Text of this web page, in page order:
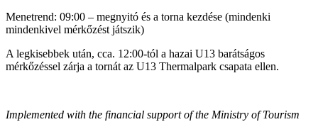
Menetrend: 09:00 – megnyitó és a torna kezdése (mindenki
mindenkivel mérkőzést játszik)
A legkisebbek után, cca. 12:00-tól a hazai U13 barátságos
mérkőzéssel zárja a tornát az U13 Thermalpark csapata ellen.
Implemented with the financial support of the Ministry of Tourism